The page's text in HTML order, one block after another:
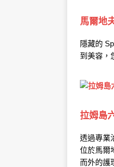
馬爾地
隱藏的
到美容，
拉姆島
透過專業
位於馬爾
而外的護